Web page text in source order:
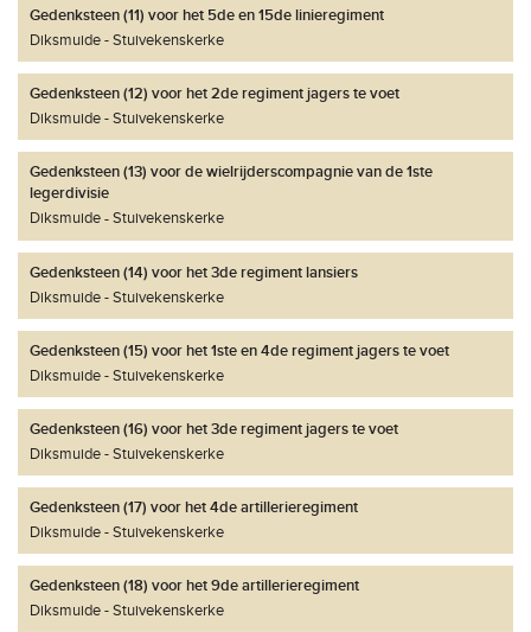
Gedenksteen (11) voor het 5de en 15de linieregiment
Diksmuide
Stuivekenskerke
Gedenksteen (12) voor het 2de regiment jagers te voet
Diksmuide
Stuivekenskerke
Gedenksteen (13) voor de wielrijderscompagnie van de 1ste
legerdivisie
Diksmuide
Stuivekenskerke
Gedenksteen (14) voor het 3de regiment lansiers
Diksmuide
Stuivekenskerke
Gedenksteen (15) voor het 1ste en 4de regiment jagers te voet
Diksmuide
Stuivekenskerke
Gedenksteen (16) voor het 3de regiment jagers te voet
Diksmuide
Stuivekenskerke
Gedenksteen (17) voor het 4de artillerieregiment
Diksmuide
Stuivekenskerke
Gedenksteen (18) voor het 9de artillerieregiment
Diksmuide
Stuivekenskerke